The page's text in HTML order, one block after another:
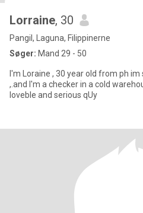
Lorraine, 30
Pangil, Laguna, Filippinerne
Søger: Mand 29 - 50
I'm Loraine , 30 year old from ph
,.and I'm a checker in a cold
loveble and serious qUy